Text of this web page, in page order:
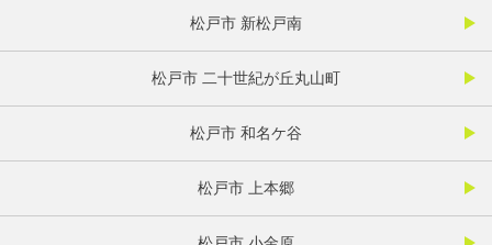
松戸市 新松戸南
松戸市 二十世紀が丘丸山町
松戸市 和名ケ谷
松戸市 上本郷